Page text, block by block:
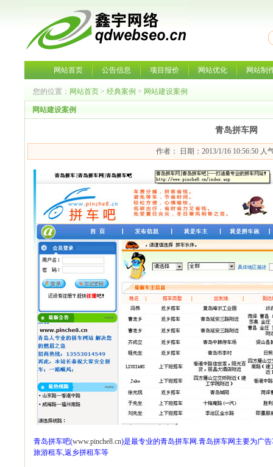
网站首页 公告信息 项目报价 网站优化 网站制
您的位置： 网站首页 > 经典案例 > 网站建设案例
网站建设案例
青岛拼车网
作者： 日期：2013/1/16 10:56:50 人
青岛拼车吧(www.pinche8.cn)是最专业的青岛拼车网.青岛拼车网主要为广
旅游租车,返乡拼租车等